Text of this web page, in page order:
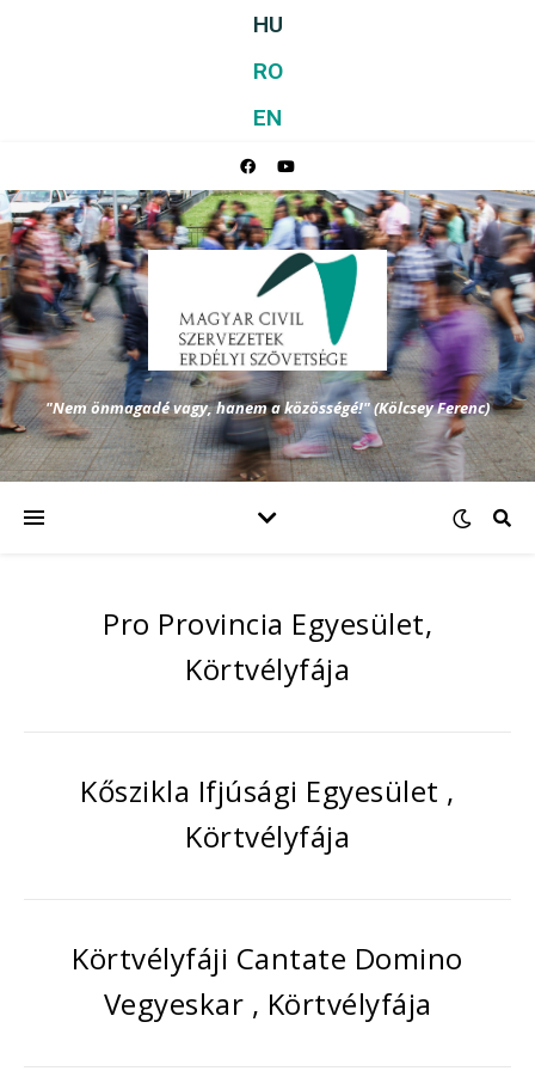
HU
RO
EN
"Nem önmagadé vagy, hanem a közösségé!" (Kölcsey Ferenc)
Pro Provincia Egyesület,
Körtvélyfája
Kőszikla Ifjúsági Egyesület ,
Körtvélyfája
Körtvélyfáji Cantate Domino
Vegyeskar , Körtvélyfája